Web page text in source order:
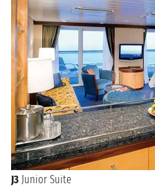
J3 Junior Suite